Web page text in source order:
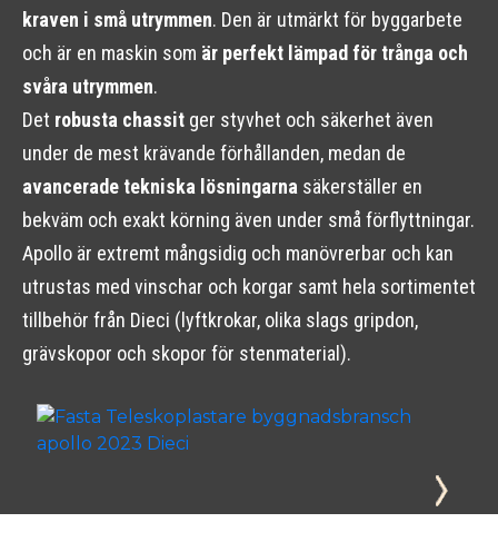
kraven i små utrymmen. Den är utmärkt för byggarbete
och är en maskin som är perfekt lämpad för trånga och
svåra utrymmen.
Det robusta chassit ger styvhet och säkerhet även
under de mest krävande förhållanden, medan de
avancerade tekniska lösningarna säkerställer en
bekväm och exakt körning även under små förflyttningar.
Apollo är extremt mångsidig och manövrerbar och kan
utrustas med vinschar och korgar samt hela sortimentet
tillbehör från Dieci (lyftkrokar, olika slags gripdon,
grävskopor och skopor för stenmaterial).